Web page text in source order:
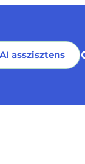
AI asszisztens